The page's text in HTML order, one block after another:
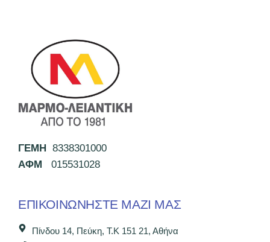
ΓΕΜΗ 8338301000
ΑΦΜ 015531028
ΕΠΙΚΟΙΝΩΝΉΣΤΕ ΜΑΖΊ ΜΑΣ
Πίνδου 14, Πεύκη, Τ.Κ 151 21, Αθήνα